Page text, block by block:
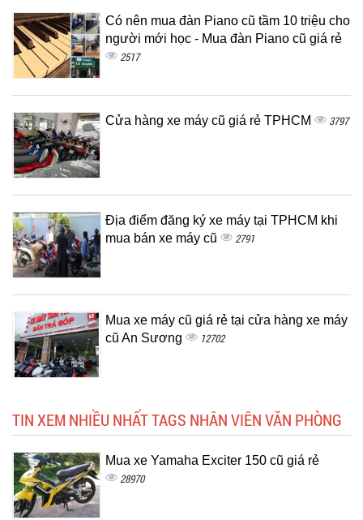
Có nên mua đàn Piano cũ tầm 10 triệu cho
người mới học - Mua đàn Piano cũ giá rẻ
2517
Cửa hàng xe máy cũ giá rẻ TPHCM 3797
Địa điểm đăng ký xe máy tại TPHCM khi
mua bán xe máy cũ
2791
Mua xe máy cũ giá rẻ tại cửa hàng xe máy
cũ An Sương
12702
TIN XEM NHIỀU NHẤT TAGS NHÂN VIÊN VĂN PHÒNG
Mua xe Yamaha Exciter 150 cũ giá rẻ
28970